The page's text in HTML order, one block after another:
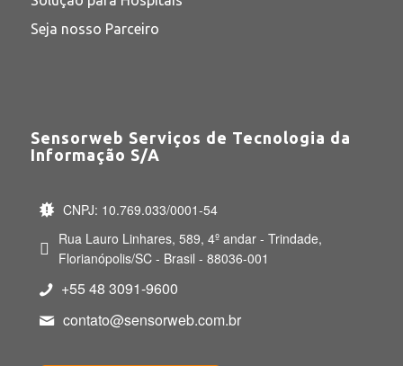
Seja nosso Parceiro
Sensorweb Serviços de Tecnologia da
Informação S/A
CNPJ: 10.769.033/0001-54
Rua Lauro Linhares, 589, 4º andar - Trindade,
Florianópolis/SC - Brasil - 88036-001
+55 48 3091-9600
contato@sensorweb.com.br